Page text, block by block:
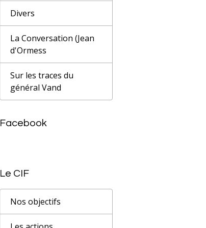
Divers
La Conversation (Jean
d'Ormess
Sur les traces du
général Vand
Facebook
Le CIF
Nos objectifs